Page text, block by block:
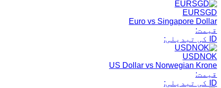
EURSGD
Euro vs Singapore Dollar
قیمت:
ID کی تبدیلی:
USDNOK
US Dollar vs Norwegian Krone
قیمت:
ID کی تبدیلی: